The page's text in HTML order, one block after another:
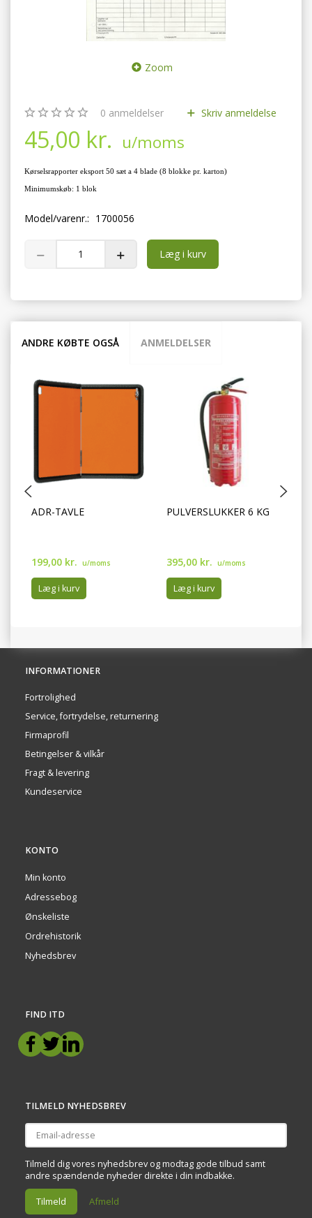
Zoom
0 anmeldelser Skriv anmeldelse
45,00 kr. u/moms
Kørselsrapporter eksport 50 sæt a 4 blade (8 blokke pr. karton)
Minimumskøb: 1 blok
Model/varenr.: 1700056
Læg i kurv
ANDRE KØBTE OGSÅ ANMELDELSER
ADR-TAVLE
199,00 kr. u/moms
Læg i kurv
PULVERSLUKKER 6 KG
395,00 kr. u/moms
Læg i kurv
INFORMATIONER
Fortrolighed
Service, fortrydelse, returnering
Firmaprofil
Betingelser & vilkår
Fragt & levering
Kundeservice
KONTO
Min konto
Adressebog
Ønskeliste
Ordrehistorik
Nyhedsbrev
FIND ITD
TILMELD NYHEDSBREV
Email-
adresse
Tilmeld dig vores nyhedsbrev og modtag gode tilbud samt
andre spændende nyheder direkte i din indbakke.
Tilmeld Afmeld